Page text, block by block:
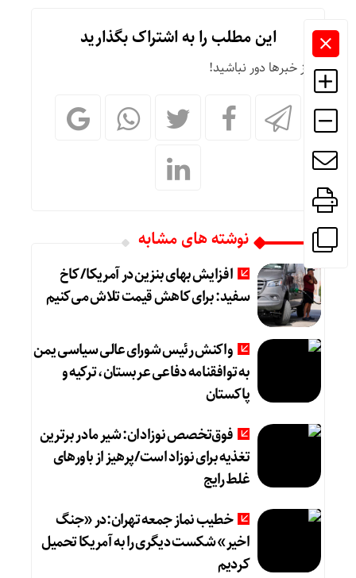
این مطلب را به اشتراک بگذارید
از خبرها دور نباشید!
نوشته های مشابه
افزایش بهای بنزین در آمریکا/ کاخ
سفید: برای کاهش قیمت تلاش می‌کنیم
واکنش رئیس شورای عالی سیاسی یمن
به توافقنامه دفاعی عربستان، ترکیه و
پاکستان
فوق‌تخصص نوزادان: شیر مادر برترین
تغذیه برای نوزاد است/پرهیز از باورهای
غلط رایج
خطیب نماز جمعه تهران:در «جنگ
اخیر» شکست دیگری را به آمریکا تحمیل
کردیم